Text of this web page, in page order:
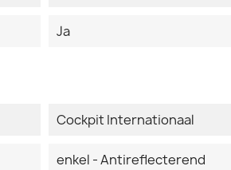
Ja
Cockpit Internationaal
enkel - Antireflecterend